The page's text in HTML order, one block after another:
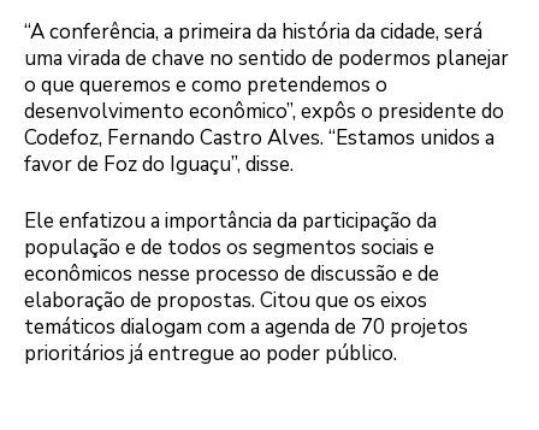
“A conferência, a primeira da história da cidade, será
uma virada de chave no sentido de podermos planejar
o que queremos e como pretendemos o
desenvolvimento econômico”, expôs o presidente do
Codefoz, Fernando Castro Alves. “Estamos unidos a
favor de Foz do Iguaçu”, disse.
Ele enfatizou a importância da participação da
população e de todos os segmentos sociais e
econômicos nesse processo de discussão e de
elaboração de propostas. Citou que os eixos
temáticos dialogam com a agenda de 70 projetos
prioritários já entregue ao poder público.